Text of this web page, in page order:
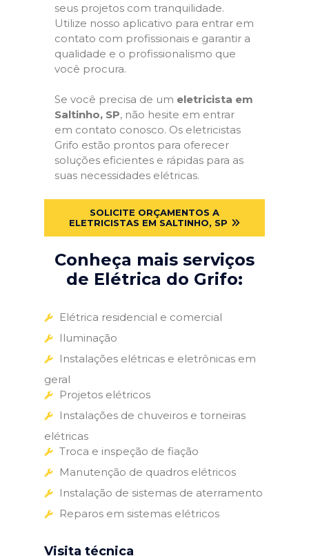
seus projetos com tranquilidade.
Utilize nosso aplicativo para entrar em
contato com profissionais e garantir a
qualidade e o profissionalismo que
você procura.
Se você precisa de um eletricista em
Saltinho, SP, não hesite em entrar
em contato conosco. Os eletricistas
Grifo estão prontos para oferecer
soluções eficientes e rápidas para as
suas necessidades elétricas.
SOLICITE ORÇAMENTOS A
ELETRICISTAS EM SALTINHO, SP
Conheça mais serviços
de Elétrica do Grifo:
Elétrica residencial e comercial
Iluminação
Instalações elétricas e eletrônicas em
geral
Projetos elétricos
Instalações de chuveiros e torneiras
elétricas
Troca e inspeção de fiação
Manutenção de quadros elétricos
Instalação de sistemas de aterramento
Reparos em sistemas elétricos
Visita técnica